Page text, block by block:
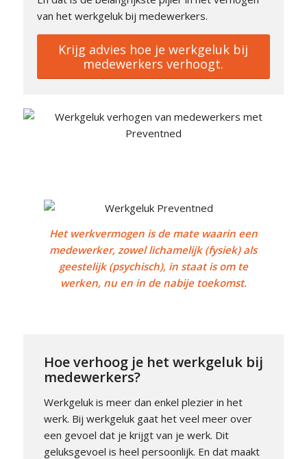
van het werkgeluk bij medewerkers.
Krijg advies hoe je werkgeluk bij
medewerkers verhoogt.
Het werkvermogen is de mate waarin een
medewerker, zowel lichamelijk (fysiek) als
geestelijk (psychisch), in staat is om te
werken, nu en in de nabije toekomst.
Hoe verhoog je het werkgeluk bij
medewerkers?
Werkgeluk is meer dan enkel plezier in het
werk. Bij werkgeluk gaat het veel meer over
een gevoel dat je krijgt van je werk. Dit
geluksgevoel is heel persoonlijk. En dat maakt